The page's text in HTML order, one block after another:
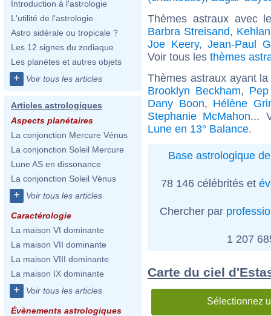
Introduction à l'astrologie
L'utilité de l'astrologie
Astro sidérale ou tropicale ?
Les 12 signes du zodiaque
Les planètes et autres objets
+ Voir tous les articles
Articles astrologiques
Aspects planétaires
La conjonction Mercure Vénus
La conjonction Soleil Mercure
Lune AS en dissonance
La conjonction Soleil Vénus
+ Voir tous les articles
Caractérologie
La maison VI dominante
La maison VII dominante
La maison VIII dominante
La maison IX dominante
+ Voir tous les articles
Évènements astrologiques
Thèmes astraux avec
Barbra Streisand,
Joe Keery,Jean-Paul
Voir tous les thèmes
Thèmes astraux ayant
Brooklyn Beckham,
Dany Boon, Hélène
Stephanie McMahon...
Lune en 13° Balance.
Base astrologique
78 146 célébrités et
Chercher par
1 207
Carte du ciel
Sélectionnez